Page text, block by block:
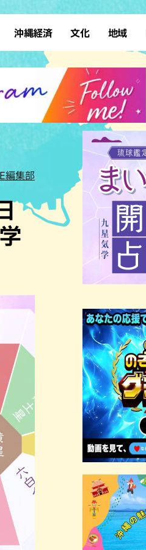
ース
事
占い
テレビ
沖縄経済 文化
復帰50年
地域
本島北部
本島南部
北部離島
編集部